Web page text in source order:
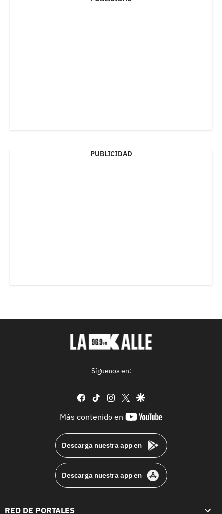
PUBLICIDAD
Síguenos en:
facebook
tiktok instagram
twittergoogle
Más contenido en
youtube-
Descarga nuestra app en
Descarga nuestra app en
RED DE PORTALES